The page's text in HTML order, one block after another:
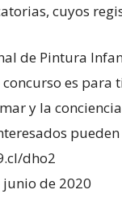
cuyos
de Pintura
es para
y la
dho2
junio de 2020